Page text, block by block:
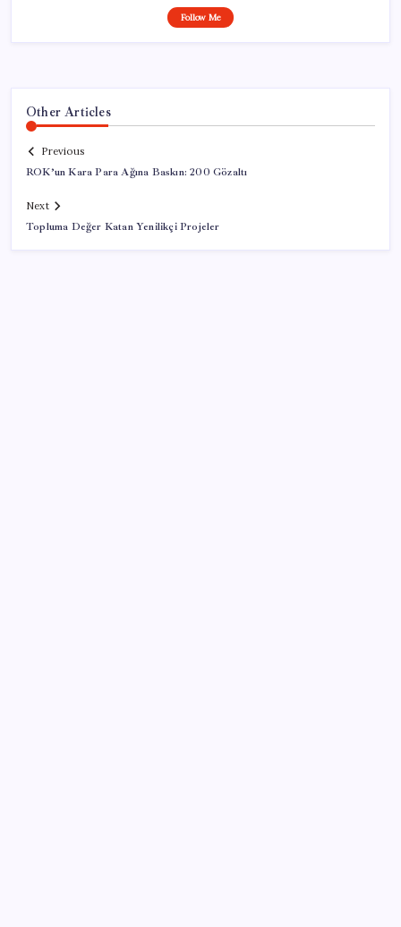
Follow Me
Other Articles
Previous
ROK’un Kara Para Ağına Baskın: 200 Gözaltı
Next
Topluma Değer Katan Yenilikçi Projeler